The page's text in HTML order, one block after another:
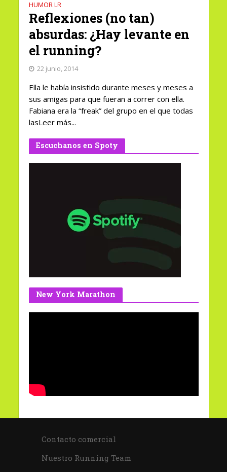
HUMOR LR
Reflexiones (no tan)
absurdas: ¿Hay levante en
el running?
22 junio, 2014
Ella le había insistido durante meses y meses a
sus amigas para que fueran a correr con ella.
Fabiana era la “freak” del grupo en el que todas
lasLeer más...
Escuchanos en Spoty
New York Marathon
Contacto comercial
Nuestro Running Team